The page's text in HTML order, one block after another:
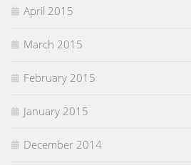
April 2015
March 2015
February 2015
January 2015
December 2014